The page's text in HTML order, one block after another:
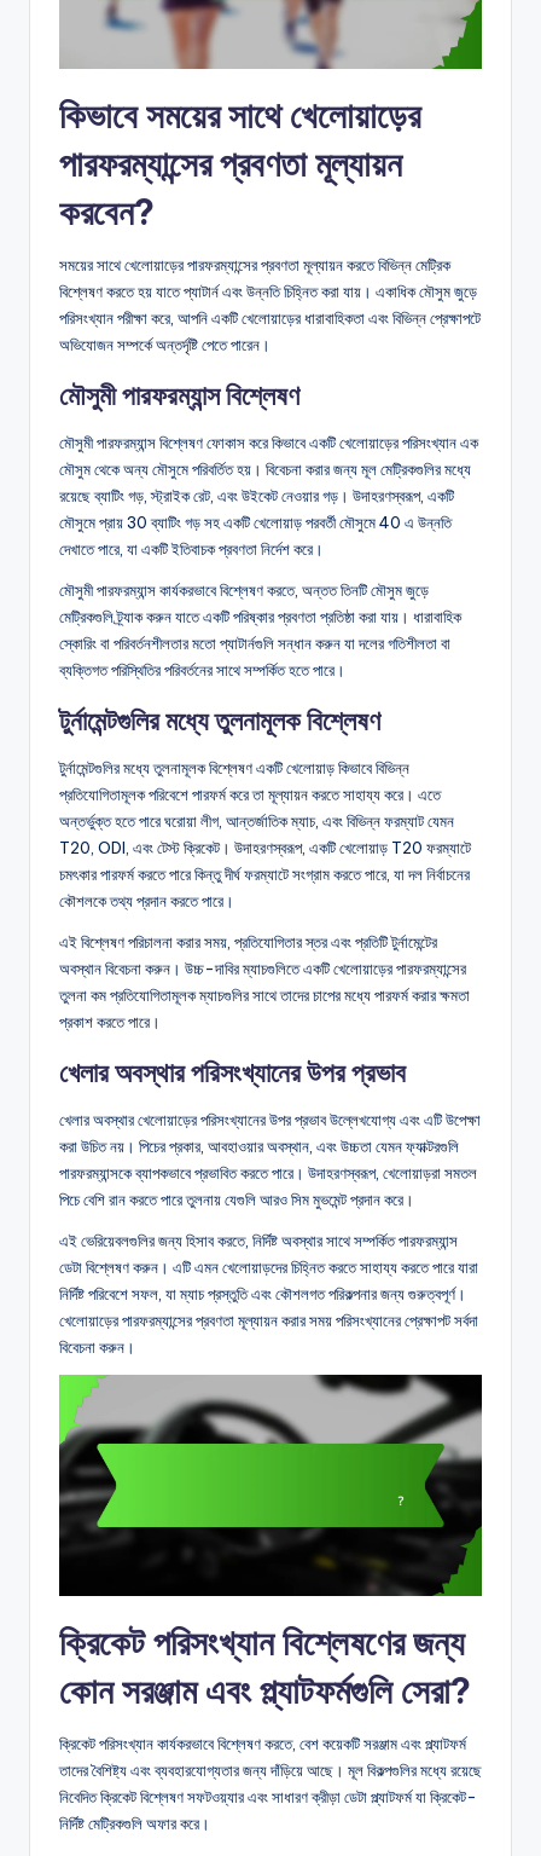
কিভাবে সময়ের সাথে খেলোয়াড়ের
পারফরম্যান্সের প্রবণতা মূল্যায়ন
করবেন?
সময়ের সাথে খেলোয়াড়ের পারফরম্যান্সের প্রবণতা মূল্যায়ন করতে বিভিন্ন মেট্রিক
বিশ্লেষণ করতে হয় যাতে প্যাটার্ন এবং উন্নতি চিহ্নিত করা যায়। একাধিক মৌসুম জুড়ে
পরিসংখ্যান পরীক্ষা করে, আপনি একটি খেলোয়াড়ের ধারাবাহিকতা এবং বিভিন্ন প্রেক্ষাপটে
অভিযোজন সম্পর্কে অন্তর্দৃষ্টি পেতে পারেন।
মৌসুমী পারফরম্যান্স বিশ্লেষণ
মৌসুমী পারফরম্যান্স বিশ্লেষণ ফোকাস করে কিভাবে একটি খেলোয়াড়ের পরিসংখ্যান এক
মৌসুম থেকে অন্য মৌসুমে পরিবর্তিত হয়। বিবেচনা করার জন্য মূল মেট্রিকগুলির মধ্যে
রয়েছে ব্যাটিং গড়, স্ট্রাইক রেট, এবং উইকেট নেওয়ার গড়। উদাহরণস্বরূপ, একটি
মৌসুমে প্রায় 30 ব্যাটিং গড় সহ একটি খেলোয়াড় পরবর্তী মৌসুমে 40 এ উন্নতি
দেখাতে পারে, যা একটি ইতিবাচক প্রবণতা নির্দেশ করে।
মৌসুমী পারফরম্যান্স কার্যকরভাবে বিশ্লেষণ করতে, অন্তত তিনটি মৌসুম জুড়ে
মেট্রিকগুলি ট্র্যাক করুন যাতে একটি পরিষ্কার প্রবণতা প্রতিষ্ঠা করা যায়। ধারাবাহিক
স্কোরিং বা পরিবর্তনশীলতার মতো প্যাটার্নগুলি সন্ধান করুন যা দলের গতিশীলতা বা
ব্যক্তিগত পরিস্থিতির পরিবর্তনের সাথে সম্পর্কিত হতে পারে।
টুর্নামেন্টগুলির মধ্যে তুলনামূলক বিশ্লেষণ
টুর্নামেন্টগুলির মধ্যে তুলনামূলক বিশ্লেষণ একটি খেলোয়াড় কিভাবে বিভিন্ন
প্রতিযোগিতামূলক পরিবেশে পারফর্ম করে তা মূল্যায়ন করতে সাহায্য করে। এতে
অন্তর্ভুক্ত হতে পারে ঘরোয়া লীগ, আন্তর্জাতিক ম্যাচ, এবং বিভিন্ন ফরম্যাট যেমন
T20, ODI, এবং টেস্ট ক্রিকেট। উদাহরণস্বরূপ, একটি খেলোয়াড় T20 ফরম্যাটে
চমৎকার পারফর্ম করতে পারে কিন্তু দীর্ঘ ফরম্যাটে সংগ্রাম করতে পারে, যা দল নির্বাচনের
কৌশলকে তথ্য প্রদান করতে পারে।
এই বিশ্লেষণ পরিচালনা করার সময়, প্রতিযোগিতার স্তর এবং প্রতিটি টুর্নামেন্টের
অবস্থান বিবেচনা করুন। উচ্চ-দাবির ম্যাচগুলিতে একটি খেলোয়াড়ের পারফরম্যান্সের
তুলনা কম প্রতিযোগিতামূলক ম্যাচগুলির সাথে তাদের চাপের মধ্যে পারফর্ম করার ক্ষমতা
প্রকাশ করতে পারে।
খেলার অবস্থার পরিসংখ্যানের উপর প্রভাব
খেলার অবস্থার খেলোয়াড়ের পরিসংখ্যানের উপর প্রভাব উল্লেখযোগ্য এবং এটি উপেক্ষা
করা উচিত নয়। পিচের প্রকার, আবহাওয়ার অবস্থান, এবং উচ্চতা যেমন ফ্যাক্টরগুলি
পারফরম্যান্সকে ব্যাপকভাবে প্রভাবিত করতে পারে। উদাহরণস্বরূপ, খেলোয়াড়রা সমতল
পিচে বেশি রান করতে পারে তুলনায় যেগুলি আরও সিম মুভমেন্ট প্রদান করে।
এই ভেরিয়েবলগুলির জন্য হিসাব করতে, নির্দিষ্ট অবস্থার সাথে সম্পর্কিত পারফরম্যান্স
ডেটা বিশ্লেষণ করুন। এটি এমন খেলোয়াড়দের চিহ্নিত করতে সাহায্য করতে পারে যারা
নির্দিষ্ট পরিবেশে সফল, যা ম্যাচ প্রস্তুতি এবং কৌশলগত পরিকল্পনার জন্য গুরুত্বপূর্ণ।
খেলোয়াড়ের পারফরম্যান্সের প্রবণতা মূল্যায়ন করার সময় পরিসংখ্যানের প্রেক্ষাপট সর্বদা
বিবেচনা করুন।
ক্রিকেট পরিসংখ্যান বিশ্লেষণের জন্য
কোন সরঞ্জাম এবং প্ল্যাটফর্মগুলি সেরা?
ক্রিকেট পরিসংখ্যান কার্যকরভাবে বিশ্লেষণ করতে, বেশ কয়েকটি সরঞ্জাম এবং প্ল্যাটফর্ম
তাদের বৈশিষ্ট্য এবং ব্যবহারযোগ্যতার জন্য দাঁড়িয়ে আছে। মূল বিকল্পগুলির মধ্যে রয়েছে
নিবেদিত ক্রিকেট বিশ্লেষণ সফটওয়্যার এবং সাধারণ ক্রীড়া ডেটা প্ল্যাটফর্ম যা ক্রিকেট-
নির্দিষ্ট মেট্রিকগুলি অফার করে।